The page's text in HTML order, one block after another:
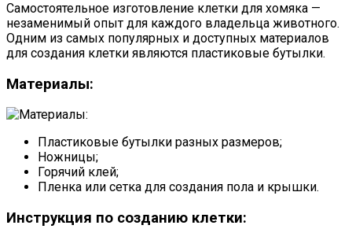
Самостоятельное изготовление клетки для хомяка —
незаменимый опыт для каждого владельца животного.
Одним из самых популярных и доступных материалов
для создания клетки являются пластиковые бутылки.
Материалы:
Пластиковые бутылки разных размеров;
Ножницы;
Горячий клей;
Пленка или сетка для создания пола и крышки.
Инструкция по созданию клетки: